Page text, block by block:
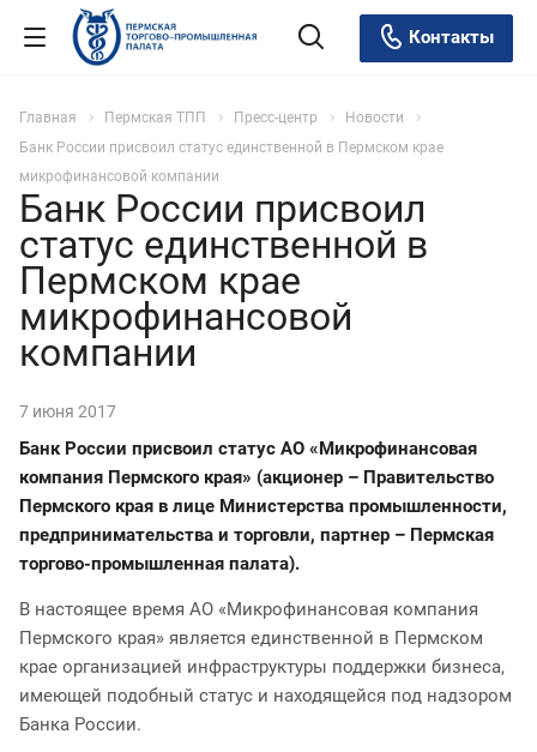
Контакты
Главная Пермская ТПП Пресс-центр
Новости
Банк России присвоил статус единственной в Пермском крае
микрофинансовой компании
Банк России присвоил
статус единственной в
Пермском крае
микрофинансовой
компании
7 июня 2017
Банк России присвоил статус АО «Микрофинансовая
компания Пермского края» (акционер – Правительство
Пермского края в лице Министерства промышленности,
предпринимательства и торговли, партнер – Пермская
торгово-промышленная палата).
В настоящее время АО «Микрофинансовая компания
Пермского края» является единственной в Пермском
крае организацией инфраструктуры поддержки бизнеса,
имеющей подобный статус и находящейся под надзором
Банка России.